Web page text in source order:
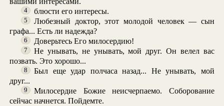
4 блюсти его интересы.
5
Любезный доктор, этот молодой человек — сын
графа... Есть ли надежда?
6 Доверьтесь Его милосердию!
7
Не унывать, не унывать, мой друг. Он велел вас
позвать. Это хорошо...
8
Был еще удар полчаса назад... Не унывать, мой
друг...
9
Милосердие Божие неисчерпаемо. Соборование
сейчас начнется. Пойдемте.